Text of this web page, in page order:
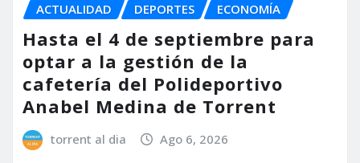
ACTUALIDAD DEPORTES ECONOMÍA
Hasta el 4 de septiembre para
optar a la gestión de la
cafetería del Polideportivo
Anabel Medina de Torrent
torrent al dia Ago 6, 2026